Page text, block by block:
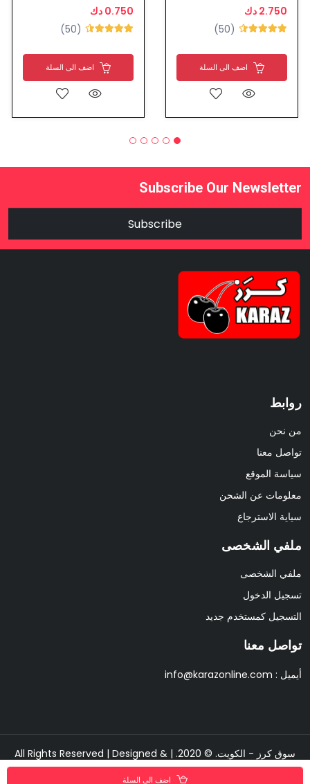
2.750 دك
(50)
اضف الى السلة
0.750 دك
(50)
اضف الى السلة
اضف الى السلة
Subscribe Our Newsletter
Subscribe
روابط
من نحن
تواصل معنا
سياسة الموقع
معلومات عن الشحن
سياية الاسترجاع
ملفي الشخصى
ملفي الشخصى
تسجيل الدخول
التسجيل كمستخدم جديد
تواصل معنا
أيميل : info@karazonline.com
سوق كرز - الكويت. © 2020. | All Rights Reserved | Designed &
Developed ByPixipine